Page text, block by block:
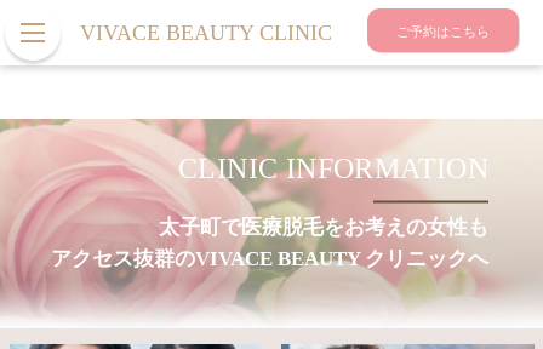
VIVACE BEAUTY CLINIC ご予約はこちら
CLINIC INFORMATION
太子町で医療脱毛をお考えの女性も
アクセス抜群のVIVACE BEAUTY クリニックへ